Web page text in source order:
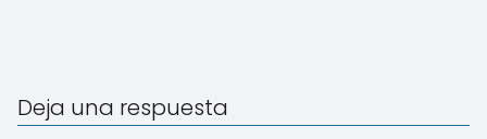
Deja una respuesta